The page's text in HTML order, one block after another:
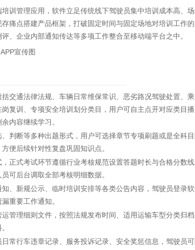
训管理应用，软件立足传统线下驾驶员集中培训成本高、
痛点搭建产品框架，打破固定时间与固定场地对培训工作
、企业内部通知传达等多项工作整合至移动端平台之中。
通法律法规、车辆日常维保常识、恶劣路况驾驶处置、
复训、专项安全培训划分类目，用户可自主点开对应类目
内容继续学习。
断等多种出题形式，用户可选择章节专项刷题或是全科
便后续针对性复盘巩固知识点。
式考试环节遵循行业考核规范设置答题时长与合格分数
可后台调取全部考核明细数据。
新规公示、临时培训安排等各类公告内容，驾驶员登录
重要工作通知。
理细则文件，按照法规发布时间、适用运输车型分类归
行车违章记录、服务投诉记录、安全奖惩信息，驾驶员